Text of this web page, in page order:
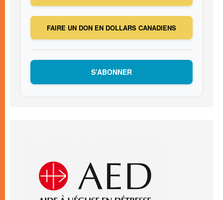
FAIRE UN DON EN DOLLARS CANADIENS
S’ABONNER